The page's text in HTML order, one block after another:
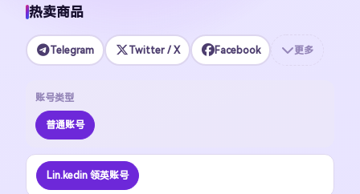
热卖商品
Telegram Twitter / X Facebook 更多
账号类型
普通账号
Lin.kedin 领英账号